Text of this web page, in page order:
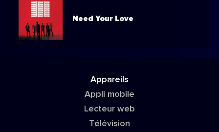
Need Your Love
Appareils
Appli mobile
Lecteur web
Télévision